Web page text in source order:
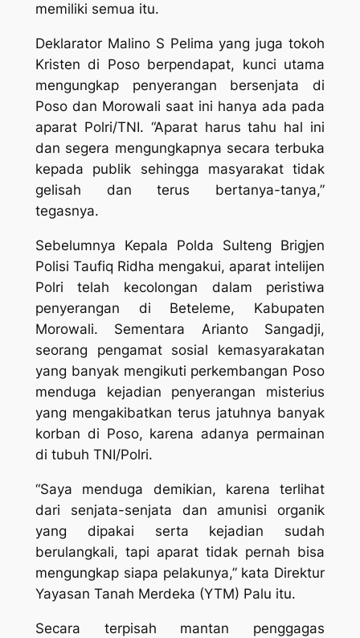
memiliki semua itu.
Deklarator Malino S Pelima yang juga tokoh
Kristen di Poso berpendapat, kunci utama
mengungkap penyerangan bersenjata di
Poso dan Morowali saat ini hanya ada pada
aparat Polri/TNI. “Aparat harus tahu hal ini
dan segera mengungkapnya secara terbuka
kepada publik sehingga masyarakat tidak
gelisah dan terus bertanya-tanya,”
tegasnya.
Sebelumnya Kepala Polda Sulteng Brigjen
Polisi Taufiq Ridha mengakui, aparat intelijen
Polri telah kecolongan dalam peristiwa
penyerangan di Beteleme, Kabupaten
Morowali. Sementara Arianto Sangadji,
seorang pengamat sosial kemasyarakatan
yang banyak mengikuti perkembangan Poso
menduga kejadian penyerangan misterius
yang mengakibatkan terus jatuhnya banyak
korban di Poso, karena adanya permainan
di tubuh TNI/Polri.
“Saya menduga demikian, karena terlihat
dari senjata-senjata dan amunisi organik
yang dipakai serta kejadian sudah
berulangkali, tapi aparat tidak pernah bisa
mengungkap siapa pelakunya,” kata Direktur
Yayasan Tanah Merdeka (YTM) Palu itu.
Secara terpisah mantan penggagas